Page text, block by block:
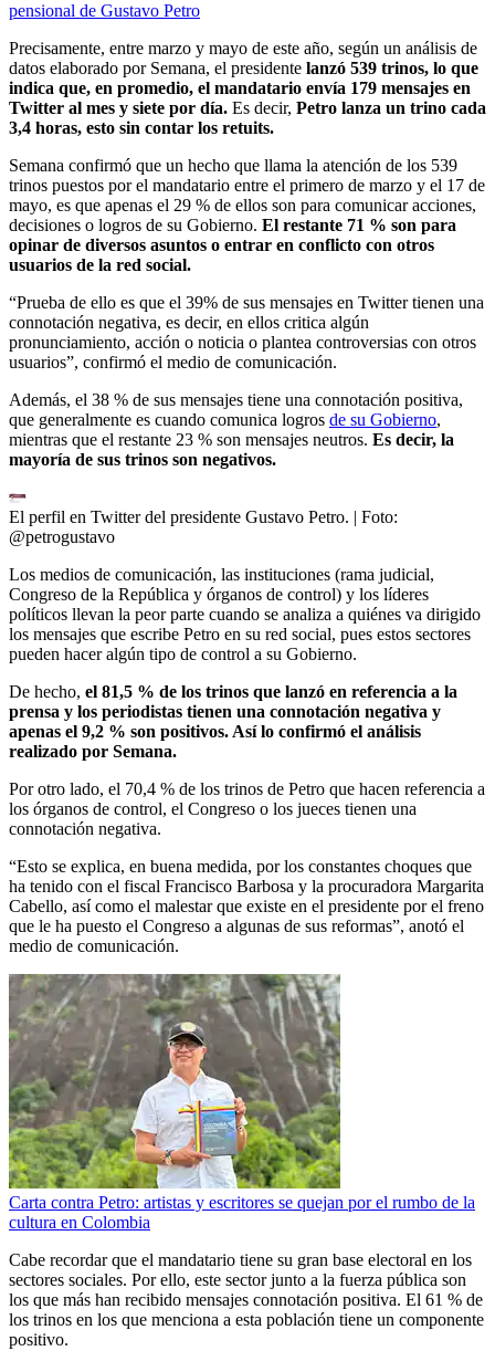
pensional de Gustavo Petro
Precisamente, entre marzo y mayo de este año, según un análisis de
datos elaborado por Semana, el presidente lanzó 539 trinos, lo que
indica que, en promedio, el mandatario envía 179 mensajes en
Twitter al mes y siete por día. Es decir, Petro lanza un trino cada
3,4 horas, esto sin contar los retuits.
Semana confirmó que un hecho que llama la atención de los 539
trinos puestos por el mandatario entre el primero de marzo y el 17 de
mayo, es que apenas el 29 % de ellos son para comunicar acciones,
decisiones o logros de su Gobierno. El restante 71 % son para
opinar de diversos asuntos o entrar en conflicto con otros
usuarios de la red social.
“Prueba de ello es que el 39% de sus mensajes en Twitter tienen una
connotación negativa, es decir, en ellos critica algún
pronunciamiento, acción o noticia o plantea controversias con otros
usuarios”, confirmó el medio de comunicación.
Además, el 38 % de sus mensajes tiene una connotación positiva,
que generalmente es cuando comunica logros de su Gobierno,
mientras que el restante 23 % son mensajes neutros. Es decir, la
mayoría de sus trinos son negativos.
El perfil en Twitter del presidente Gustavo Petro. | Foto:
@petrogustavo
Los medios de comunicación, las instituciones (rama judicial,
Congreso de la República y órganos de control) y los líderes
políticos llevan la peor parte cuando se analiza a quiénes va dirigido
los mensajes que escribe Petro en su red social, pues estos sectores
pueden hacer algún tipo de control a su Gobierno.
De hecho, el 81,5 % de los trinos que lanzó en referencia a la
prensa y los periodistas tienen una connotación negativa y
apenas el 9,2 % son positivos. Así lo confirmó el análisis
realizado por Semana.
Por otro lado, el 70,4 % de los trinos de Petro que hacen referencia a
los órganos de control, el Congreso o los jueces tienen una
connotación negativa.
“Esto se explica, en buena medida, por los constantes choques que
ha tenido con el fiscal Francisco Barbosa y la procuradora Margarita
Cabello, así como el malestar que existe en el presidente por el freno
que le ha puesto el Congreso a algunas de sus reformas”, anotó el
medio de comunicación.
Carta contra Petro: artistas y escritores se quejan por el rumbo de la
cultura en Colombia
Cabe recordar que el mandatario tiene su gran base electoral en los
sectores sociales. Por ello, este sector junto a la fuerza pública son
los que más han recibido mensajes connotación positiva. El 61 % de
los trinos en los que menciona a esta población tiene un componente
positivo.